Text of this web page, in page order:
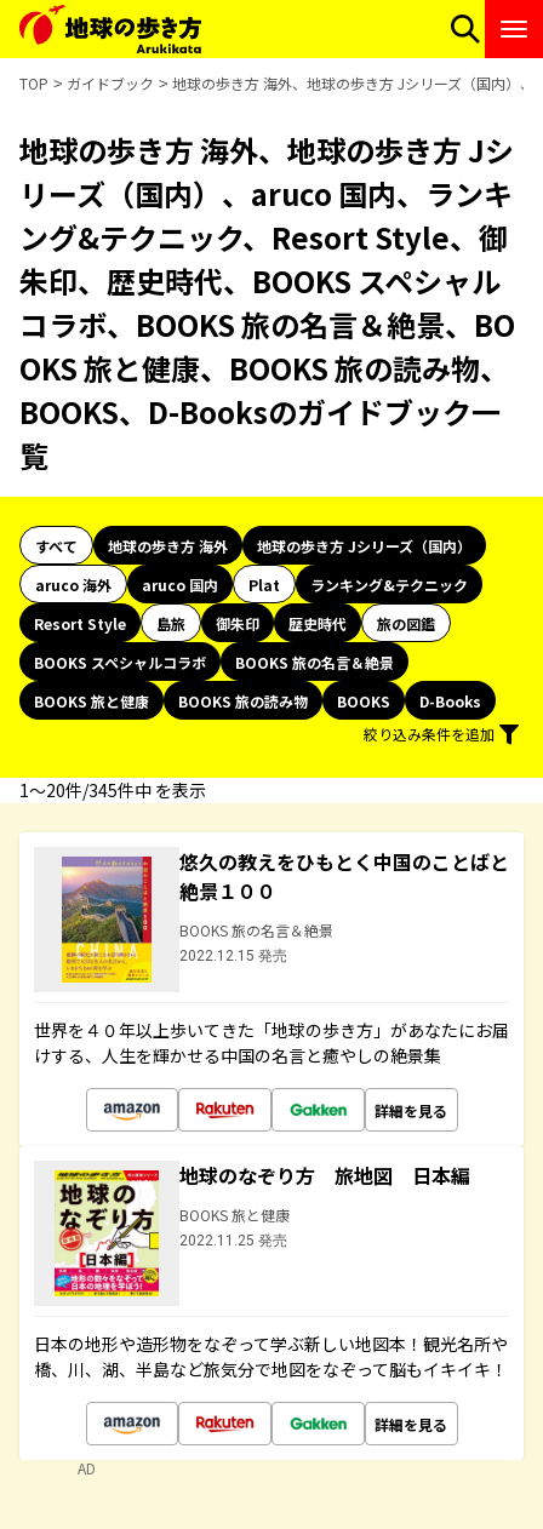
TOP ガイドブック 地球の歩き方 海外、地球の歩き方 Jシリーズ（国内）
地球の歩き方 海外、地球の歩き方 Jシ
リーズ（国内）、aruco 国内、ランキ
ング&テクニック、Resort Style、御
朱印、歴史時代、BOOKS スペシャル
コラボ、BOOKS 旅の名言＆絶景、BO
OKS 旅と健康、BOOKS 旅の読み物、
BOOKS、D-Booksのガイドブック一
覧
すべて 地球の歩き方 海外
地球の歩き方 Jシリーズ（国内）
aruco 海外
aruco 国内 Plat
ランキング&テクニック
Resort Style
島旅 御朱印 歴史時代
旅の図鑑
BOOKS スペシャルコラボ
BOOKS 旅の名言＆絶景
BOOKS 旅と健康
BOOKS 旅の読み物 BOOKS
D-Books
絞り込み条件を追加
1〜20件/345件中 を表示
悠久の教えをひもとく中国のことばと
絶景１００
BOOKS 旅の名言＆絶景
2022.12.15 発売
世界を４０年以上歩いてきた「地球の歩き方」があなたにお届
けする、人生を輝かせる中国の名言と癒やしの絶景集
詳細を見る
地球のなぞり方 旅地図 日本編
BOOKS 旅と健康
2022.11.25 発売
日本の地形や造形物をなぞって学ぶ新しい地図本！観光名所や
橋、川、湖、半島など旅気分で地図をなぞって脳もイキイキ！
詳細を見る
AD